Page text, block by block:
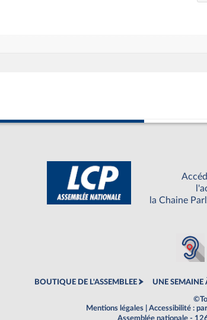
la Chaine
BOUTIQUE DE L'ASSEMBLEE UNE SEMAINE
Mentions légales
Accessibilité :
Assemblée nationale -